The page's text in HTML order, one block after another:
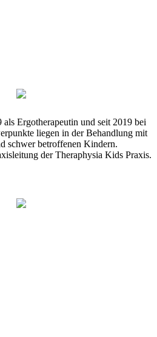
als Ergotherapeutin und seit 2019 bei
liegen in der Behandlung mit
schwer betroffenen Kindern.
der Theraphysia Kids Praxis.